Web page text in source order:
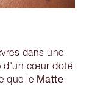
dans une
d'un cœur doté
que le Matte